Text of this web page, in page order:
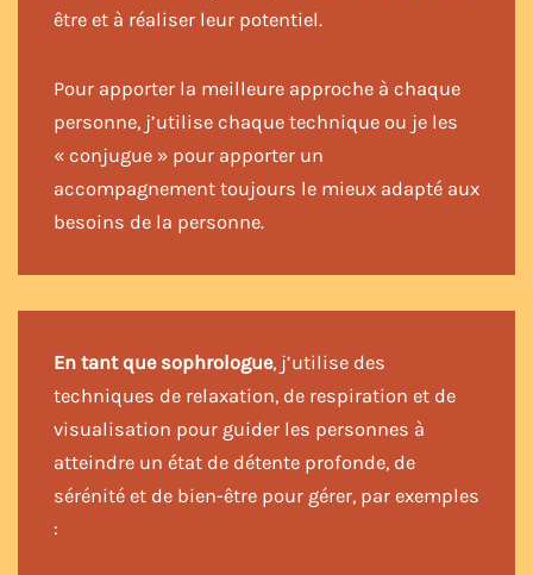
être et à réaliser leur potentiel.
Pour apporter la meilleure approche à chaque
personne, j’utilise chaque technique ou je les
« conjugue » pour apporter un
accompagnement toujours le mieux adapté aux
besoins de la personne.
En tant que sophrologue, j’utilise des
techniques de relaxation, de respiration et de
visualisation pour guider les personnes à
atteindre un état de détente profonde, de
sérénité et de bien-être pour gérer, par exemples
: